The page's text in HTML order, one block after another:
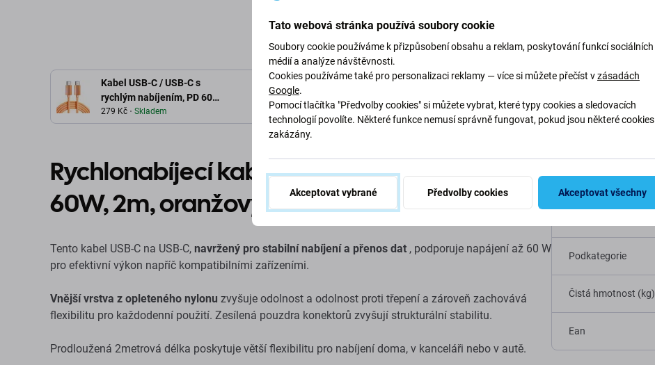
Kabel USB-C / USB-C s
rychlým nabíjením, PD 60W,
2 m, oranžový
279 Kč Skladem
Rychlonabíjecí kabel USB-C na USB-C PD
60W, 2m, oranžový
Tento kabel USB-C na USB-C, navržený pro stabilní nabíjení a přenos dat , podporuje napájení až 60 W
pro efektivní výkon napříč kompatibilními zařízeními.
Vnější vrstva z opleteného nylonu zvyšuje odolnost a odolnost proti třepení a zároveň zachovává
flexibilitu pro každodenní použití. Zesílená pouzdra konektorů zvyšují strukturální stabilitu.
Prodloužená 2metrová délka poskytuje větší flexibilitu pro nabíjení doma, v kanceláři nebo v autě.
Specifikace
Podkategorie
Čistá hmotnost (kg)
Ean
Tato webová stránka používá soubory cookie
Soubory cookie používáme k přizpůsobení obsahu a reklam, poskytování funkcí sociálních
médií a analýze návštěvnosti.
Cookies používáme také pro personalizaci reklamy — více si můžete přečíst vzásadách
Google.
Pomocí tlačítka "Předvolby cookies" si můžete vybrat, které typy cookies a sledovacích
technologií povolíte. Některé funkce nemusí správně fungovat, pokud jsou některé cookies
zakázány.
Akceptovat vybrané Předvolby cookies Akceptovat všechny